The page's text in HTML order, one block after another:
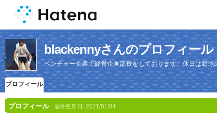
blackennyさんのプロフィール
ベンチャー企業で経営企画部長をしております。休日は野球
プロフィール
プロフィール 最終更新日: 2021/01/04